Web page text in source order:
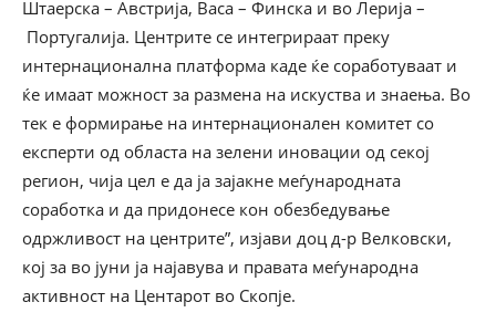
Штаерска – Австрија, Васа – Финска и во Лерија –
Португалија. Центрите се интегрираат преку
интернационална платформа каде ќе соработуваат и
ќе имаат можност за размена на искуства и знаења. Во
тек е формирање на интернационален комитет со
експерти од областа на зелени иновации од секој
регион, чија цел е да ја зајакне меѓународната
соработка и да придонесе кон обезбедување
одржливост на центрите”, изјави доц д-р Велковски,
кој за во јуни ја најавува и правата меѓународна
активност на Центарот во Скопје.